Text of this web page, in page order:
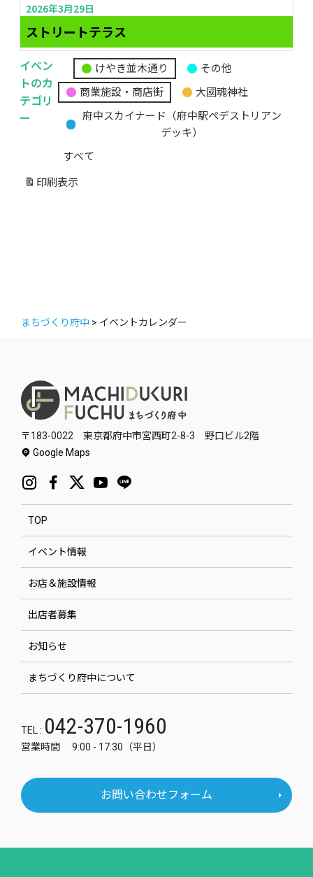
2026年3月29日
ストリートテラス
イベン
トのカ
テゴリ
ー
無
題
カ
ゴ
リ
けやき並木通り
その他
商業施設・商店街
大國魂神社
府中スカイナード（府中駅ペデストリアン
デッキ）
すべて
印刷 表示
まちづくり府中 > イベントカレンダー
〒183-0022 東京都府中市宮西町2-8-3 野口ビル2階
Google Maps
TOP
イベント情報
お店＆施設情報
出店者募集
お知らせ
まちづくり府中について
TEL : 042-370-1960
営業時間 9:00 - 17:30（平日）
お問い合わせフォーム